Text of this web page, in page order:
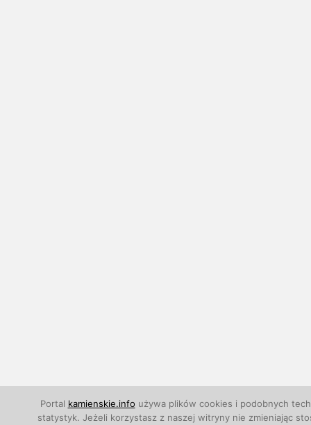
Portal kamienskie.info używa plików cookies i podobnych
statystyk. Jeżeli korzystasz z naszej witryny nie zmieniając